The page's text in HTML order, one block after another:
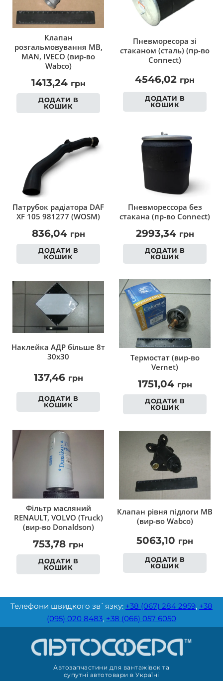
Клапан
розгальмовування MB,
MAN, IVECO (вир-во
Wabco)
1413,24 грн
ДОДАТИ В
КОШИК
Пневморесора зі
стаканом (сталь) (пр-во
Connect)
4546,02 грн
ДОДАТИ В
КОШИК
Патрубок радіатора DAF
XF 105 981277 (WOSM)
836,04 грн
ДОДАТИ В
КОШИК
Пневморессора без
стакана (пр-во Connect)
2993,34 грн
ДОДАТИ В
КОШИК
Наклейка АДР більше 8т
30х30
137,46 грн
ДОДАТИ В
КОШИК
Термостат (вир-во
Vernet)
1751,04 грн
ДОДАТИ В
КОШИК
Фільтр масляний
RENAULT, VOLVO (Truck)
(вир-во Donaldson)
753,78 грн
ДОДАТИ В
КОШИК
Клапан рівня підлоги MB
(вир-во Wabco)
5063,10 грн
ДОДАТИ В
КОШИК
Телефони швидкого зв`язку: +38 (067) 284 2959, +38
(095) 020 8483, +38 (066) 057 6050
Автозапчастини для вантажівок та
супутні автотовари в Україні